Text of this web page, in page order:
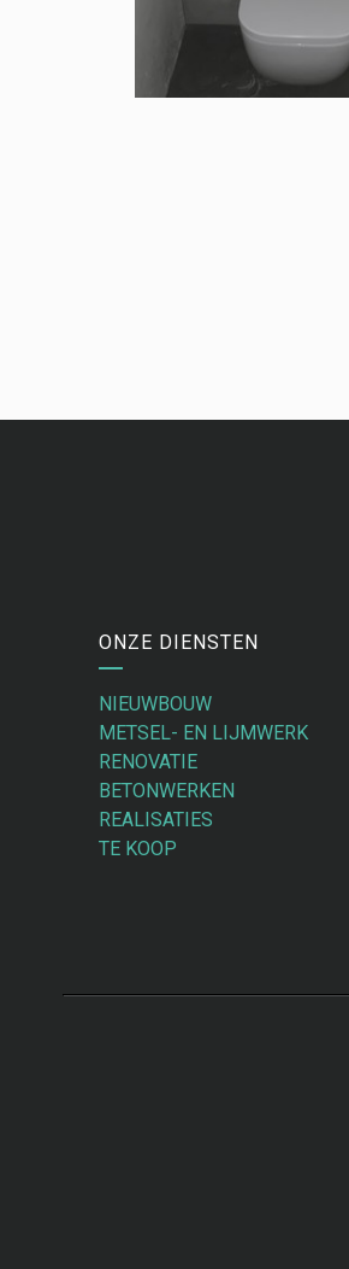
ONZE DIENSTEN
NIEUWBOUW
METSEL- EN LIJMWERK
RENOVATIE
BETONWERKEN
REALISATIES
TE KOOP